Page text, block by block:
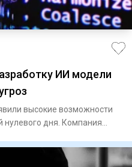
ИИ модели
высокие возможности
нулевого дня. Компания